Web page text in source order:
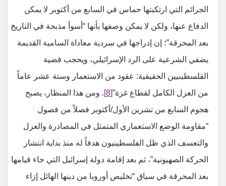
الجرائم التي ارتكبتها حماس في السابع من أكتوبر لا يمكن
الدفاع عنها، ولكن لا يمكن وصفها بأنها “أسوأ مذبحة في التاريخ
بعد المحرقة”؛ إن إدراجها في سردية معاداة السامية القديمة
يضفي الشرعية على الرد الإسرائيلي، ويحجب قضية
الفلسطينيين الحقيقية: عقود من الاستعمار وستة عشر عاماً
من العزل الكامل لقطاع غزة”[8]
. ومن هذا المنظار، يصبح
هجوم السابع من تشرين الأول/أكتوبر فصلاً من فصول
“مقاومة الوضع الاستعماري المتمثل في المصادرة والعزل
والتعسف الذي ظل الفلسطينيون هدفاً له منذ بداية انتشار
الحركة الصهيونية”، ثم بعد إقامة دولة إسرائيل التي جاء قيامها
بعد المحرقة في سياق “تخليص أوروبا من دينها الهائل إزاء